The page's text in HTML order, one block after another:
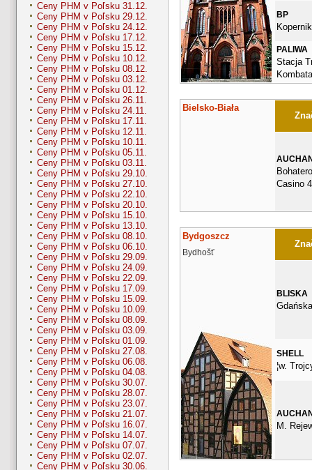
Ceny PHM v Poľsku 31.12.
Ceny PHM v Poľsku 29.12.
Ceny PHM v Poľsku 24.12.
Ceny PHM v Poľsku 17.12.
Ceny PHM v Poľsku 15.12.
Ceny PHM v Poľsku 10.12.
Ceny PHM v Poľsku 08.12.
Ceny PHM v Poľsku 03.12.
Ceny PHM v Poľsku 01.12.
Ceny PHM v Poľsku 26.11.
Ceny PHM v Poľsku 24.11.
Ceny PHM v Poľsku 17.11.
Ceny PHM v Poľsku 12.11.
Ceny PHM v Poľsku 10.11.
Ceny PHM v Poľsku 05.11.
Ceny PHM v Poľsku 03.11.
Ceny PHM v Poľsku 29.10.
Ceny PHM v Poľsku 27.10.
Ceny PHM v Poľsku 22.10.
Ceny PHM v Poľsku 20.10.
Ceny PHM v Poľsku 15.10.
Ceny PHM v Poľsku 13.10.
Ceny PHM v Poľsku 08.10.
Ceny PHM v Poľsku 06.10.
Ceny PHM v Poľsku 29.09.
Ceny PHM v Poľsku 24.09.
Ceny PHM v Poľsku 22.09.
Ceny PHM v Poľsku 17.09.
Ceny PHM v Poľsku 15.09.
Ceny PHM v Poľsku 10.09.
Ceny PHM v Poľsku 08.09.
Ceny PHM v Poľsku 03.09.
Ceny PHM v Poľsku 01.09.
Ceny PHM v Poľsku 27.08.
Ceny PHM v Poľsku 06.08.
Ceny PHM v Poľsku 04.08.
Ceny PHM v Poľsku 30.07.
Ceny PHM v Poľsku 28.07.
Ceny PHM v Poľsku 23.07.
Ceny PHM v Poľsku 21.07.
Ceny PHM v Poľsku 16.07.
Ceny PHM v Poľsku 14.07.
Ceny PHM v Poľsku 07.07.
Ceny PHM v Poľsku 02.07.
Ceny PHM v Poľsku 30.06.
BP
PALIWA
Stacja
Bielsko-Biała
Casino
Bydgoszcz
Bydhošť
BLISKA
SHELL
¦w.
M.